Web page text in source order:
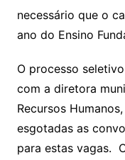
necessário que o
ano do Ensino
O processo
com a diretora
Recursos
esgotadas as
para estas vagas.